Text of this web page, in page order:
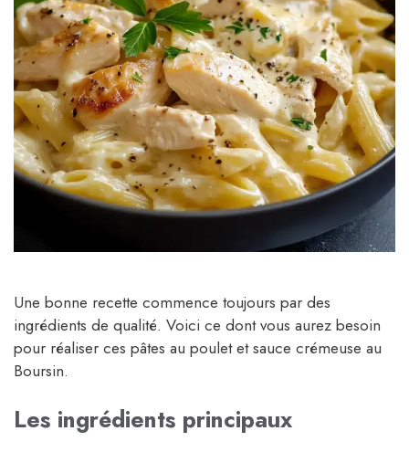
Une bonne recette commence toujours par des
ingrédients de qualité. Voici ce dont vous aurez besoin
pour réaliser ces pâtes au poulet et sauce crémeuse au
Boursin.
Les ingrédients principaux